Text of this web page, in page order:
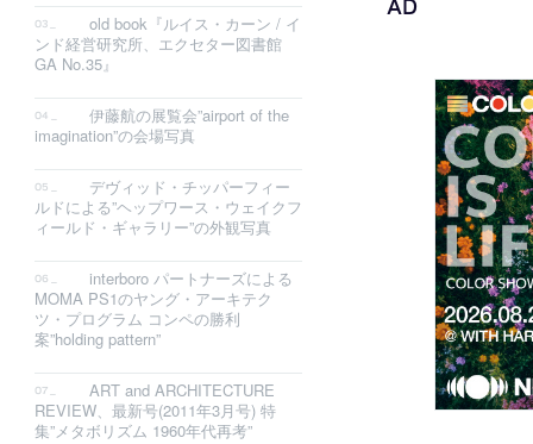
old book『ルイス・カーン / イ
ンド経営研究所、エクセター図書館
GA No.35』
伊藤航の展覧会”airport of the
imagination”の会場写真
デヴィッド・チッパーフィー
ルドによる”ヘップワース・ウェイクフ
ィールド・ギャラリー”の外観写真
interboro パートナーズによる
MOMA PS1のヤング・アーキテク
ツ・プログラム コンペの勝利
案”holding pattern”
ART and ARCHITECTURE
REVIEW、最新号(2011年3月号) 特
集”メタボリズム 1960年代再考”